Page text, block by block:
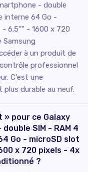
- double
interne 64 Go -
- 6.5"" - 1600 x 720
Samsung
à un produit de
professionnel
C'est une
durable au neuf.
» pour ce Galaxy
SIM - RAM 4
Go - microSD slot
x 720 pixels - 4x
?